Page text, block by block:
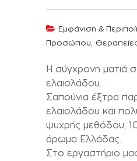
Εμφάνιση &
Προσώπου,
Η σύγχρονη ματιά
ελαιολάδου…
Σαπούνια έξτρα
ελαιολάδου και
ψυχρής μεθόδου,
άρωμα Ελλάδας.
Στο εργαστήριο